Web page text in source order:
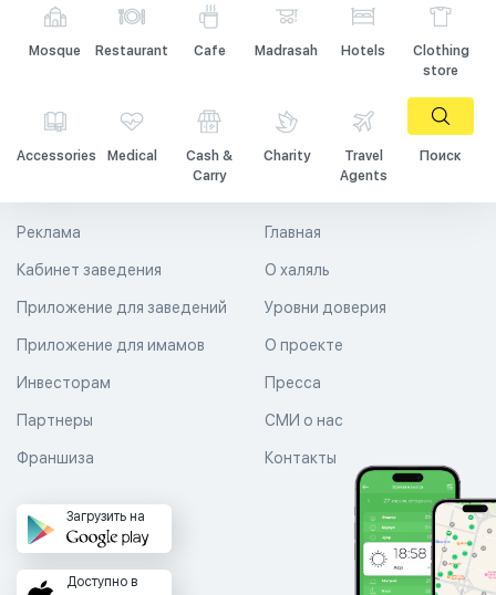
Mosque Restaurant Cafe Madrasah Hotels
Clothing
store
Accessories Medical
Cash &
Carry
Charity
Travel
Agents
Поиск
Главная
О халяль
Уровни доверия
Реклама
Кабинет заведения
Приложение для заведений
Приложение для имамов О проекте
Пресса
СМИ о нас
Контакты
Инвесторам
Партнеры
Франшиза
Загрузить на
Доступно в